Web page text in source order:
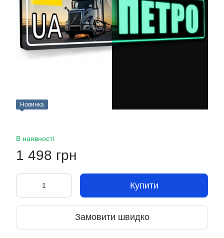
Новинка
В наявності
1 498 грн
Купити
Замовити швидко